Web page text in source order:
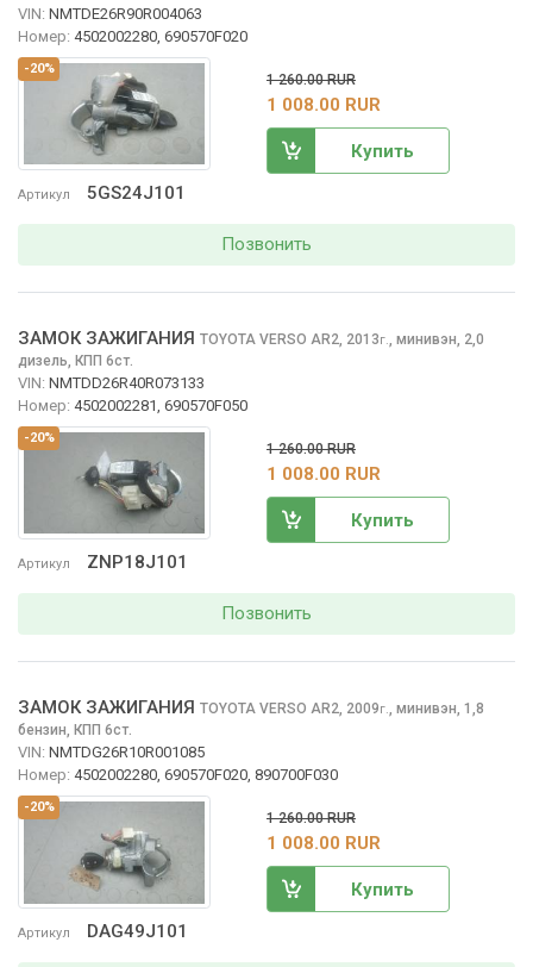
-20%
Артикул 5GS24J101
VIN: NMTDE26R90R004063
Номер: 4502002280, 690570F020
1 260.00 RUR
1 008.00 RUR
Купить
Позвонить
-20%
Артикул ZNP18J101
ЗАМОК ЗАЖИГАНИЯ TOYOTA VERSO AR2, 2013г., минивэн, 2,0
дизель, КПП 6ст.
VIN: NMTDD26R40R073133
Номер: 4502002281, 690570F050
1 260.00 RUR
1 008.00 RUR
Купить
Позвонить
-20%
Артикул DAG49J101
ЗАМОК ЗАЖИГАНИЯ TOYOTA VERSO AR2, 2009г., минивэн, 1,8
бензин, КПП 6ст.
VIN: NMTDG26R10R001085
Номер: 4502002280, 690570F020, 890700F030
1 260.00 RUR
1 008.00 RUR
Купить